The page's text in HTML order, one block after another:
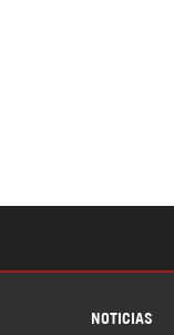
NOTICIAS